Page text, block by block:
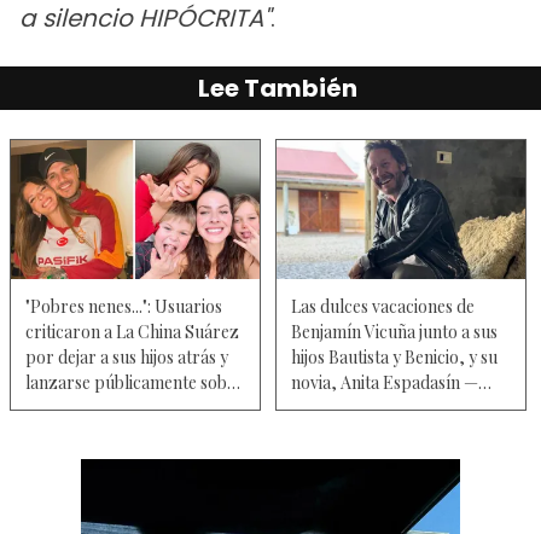
a silencio HIPÓCRITA".
Lee También
"Pobres nenes...": Usuarios
criticaron a La China Suárez
por dejar a sus hijos atrás y
lanzarse públicamente sobre
Mauro Icardi – Video
Las dulces vacaciones de
Benjamín Vicuña junto a sus
hijos Bautista y Benicio, y su
novia, Anita Espadasín —
Fotos